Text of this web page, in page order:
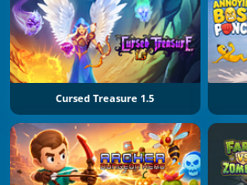
Cursed Treasure 1.5